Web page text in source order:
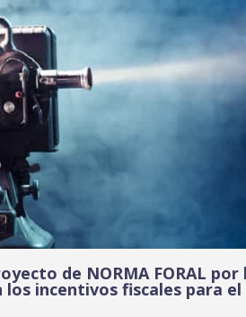
de NORMA FORAL por
los incentivos fiscales para